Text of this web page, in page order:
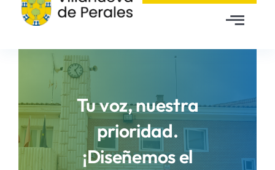
Ayuntamiento
Municipio
Tu voz, nuestra
prioridad.
¡Diseñemos el